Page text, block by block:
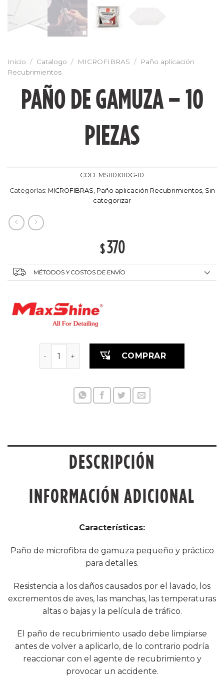
Inicio / Catalogo / MICROFIBRAS /
Paño aplicación
Recubrimientos
PAÑO DE GAMUZA – 10
PIEZAS
COD: MS1101010G-10
Categorías: MICROFIBRAS Paño aplicación Recubrimientos, Sin
categorizar
$370
MÉTODOS Y COSTOS DE ENVÍO
Paño de gamuza - 10 piezas cantidad
COMPRAR
DESCRIPCIÓN
INFORMACIÓN ADICIONAL
Características:
Paño de microfibra de gamuza pequeño y práctico
para detalles.
Resistencia a los daños causados ​​por el lavado, los
excrementos de aves, las manchas, las temperaturas
altas o bajas y la película de tráfico.
El paño de recubrimiento usado debe limpiarse
antes de volver a aplicarlo, de lo contrario podría
reaccionar con el agente de recubrimiento y
provocar un accidente.